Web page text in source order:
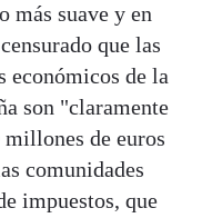
más suave y en
que las
económicos de la
son "claramente
de euros
comunidades
impuestos, que